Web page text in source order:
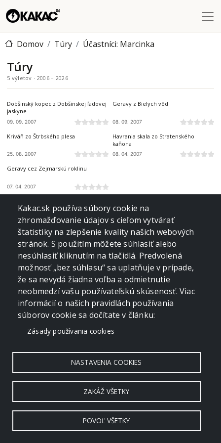
Domov Túry Účastníci: Marcinka
Túry
5 výletov · 2006 – 2026
SLOVENSKÝ RAJ
Dobšinský kopec z Dobšinskej ľadovej
jaskyne
09. 09. 2007
SLOVENSKÝ RAJ
Geravy z Bielych vôd
08. 09. 2007
VYSOKÉ TATRY
Kriváň zo Štrbského plesa
25. 08. 2007
SLOVENSKÝ RAJ
Havrania skala zo Stratenského
kaňona
08. 04. 2007
SLOVENSKÝ RAJ
Geravy cez Zejmarskú roklinu
07. 04. 2007
Copyright © 2006 - 2026 by crevko
Kakac.sk používa súbory cookie na
zhromažďovanie údajov s cieľom vytvárať
štatistiky na zlepšenie kvality našich webových
stránok. S použitím môžete súhlasiť alebo
nesúhlasiť kliknutím na tlačidlá. Predvolená
možnosť „bez súhlasu“ sa uplatňuje v prípade,
že sa nevydá žiadna voľba a odmietnutie
neobmedzí vašu používateľskú skúsenosť. Viac
informácií o našich pravidlách používania
súborov cookie sa dočítate v článku:
Zásady používania cookies
NASTAVENIA COOKIES
ZAKÁŽ VŠETKY
POVOĽ VŠETKY